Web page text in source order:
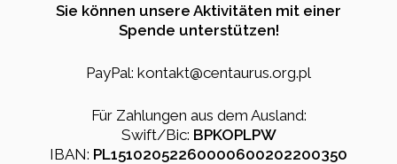
Sie können unsere Aktivitäten mit einer
Spende unterstützen!
PayPal: kontakt@centaurus.org.pl
Für Zahlungen aus dem Ausland:
Swift/Bic: BPKOPLPW
IBAN: PL15102052260000600202200350